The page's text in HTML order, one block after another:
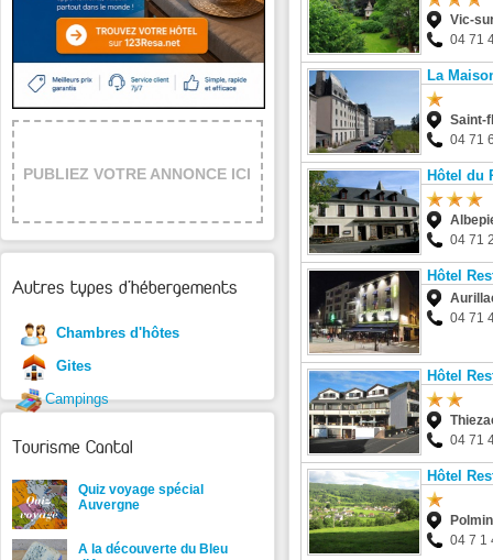
Vic-
04 71
La
Saint-
04 71
Hôtel du
04 71
Hôtel
04 71
Hôtel
04 71
Hôtel
04 7 1
PUBLIEZ VOTRE ANNONCE ICI
Autres types d'hébergements
Chambres d'hôtes
Gites
Campings
Tourisme Cantal
Quiz voyage spécial
Auvergne
A la découverte du Bleu